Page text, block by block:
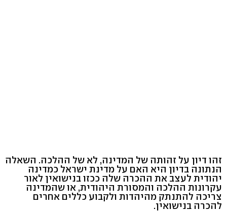
זהו דיון על זהותה של המדינה, לא של ההלכה. השאלה
הנתונה בדיון היא האם על מדינת ישראל כמדינה
יהודית לעצב את ההכרה שלה ככזו בנישואין לאור
עקרונות ההלכה והמסורת היהודית, או שהמדינה
צריכה להתנתק מהיהדות ולקבוע כללים אחרים
להכרה בנישואין.